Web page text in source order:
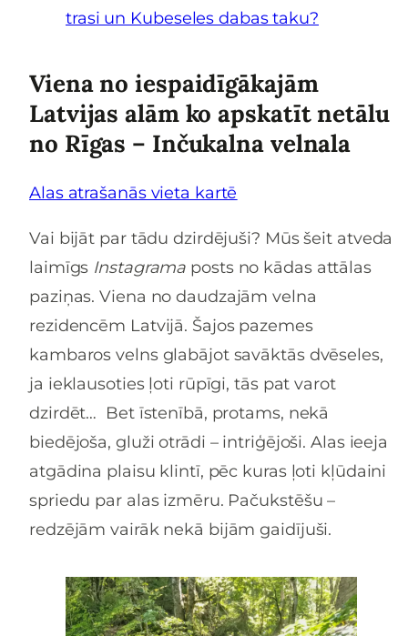
trasi un Kubeseles dabas taku?
Viena no iespaidīgākajām
Latvijas alām ko apskatīt netālu
no Rīgas – Inčukalna velnala
Alas atrašanās vieta kartē
Vai bijāt par tādu dzirdējuši? Mūs šeit atveda
laimīgs Instagrama posts no kādas attālas
paziņas. Viena no daudzajām velna
rezidencēm Latvijā. Šajos pazemes
kambaros velns glabājot savāktās dvēseles,
ja ieklausoties ļoti rūpīgi, tās pat varot
dzirdēt… Bet īstenībā, protams, nekā
biedējoša, gluži otrādi – intriģējoši. Alas ieeja
atgādina plaisu klintī, pēc kuras ļoti kļūdaini
spriedu par alas izmēru. Pačukstēšu –
redzējām vairāk nekā bijām gaidījuši.